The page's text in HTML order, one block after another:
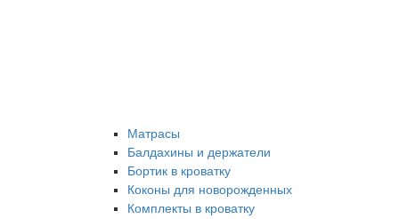
Матрасы
Балдахины и держатели
Бортик в кроватку
Коконы для новорожденных
Комплекты в кроватку